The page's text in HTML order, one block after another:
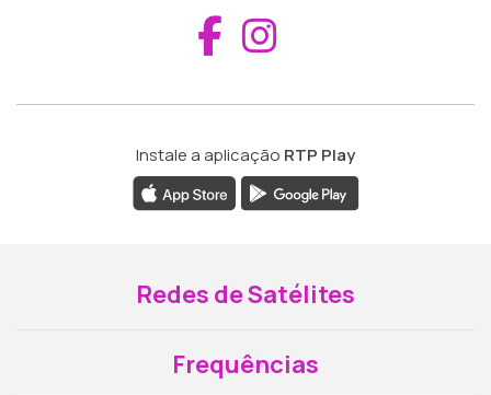
Aceder ao
Instale a aplicação RTP Play
Redes de Satélites
Frequências